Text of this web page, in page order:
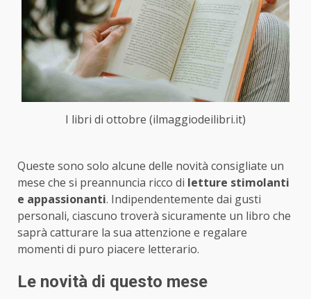
I libri di ottobre (ilmaggiodeilibri.it)
Queste sono solo alcune delle novità consigliate un
mese che si preannuncia ricco di letture stimolanti
e appassionanti. Indipendentemente dai gusti
personali, ciascuno troverà sicuramente un libro che
saprà catturare la sua attenzione e regalare
momenti di puro piacere letterario.
Le novità di questo mese